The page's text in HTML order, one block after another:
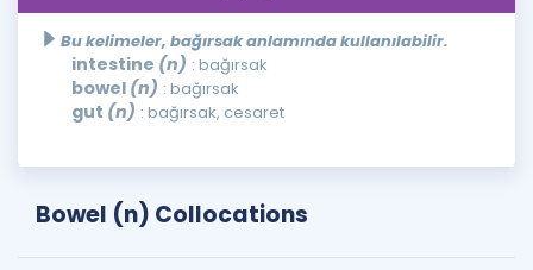
Bu kelimeler, bağırsak anlamında kullanılabilir.
intestine (n) : bağırsak
bowel (n) : bağırsak
gut (n) : bağırsak, cesaret
Bowel (n) Collocations